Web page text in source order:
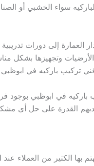
سواء الخشبي أو
إلى دورات
وتجهيزها بشكل
فني تركيب باركيه في
باركيه في ابوظبي
القدرة على حل أي
بها الكثير من العملاء